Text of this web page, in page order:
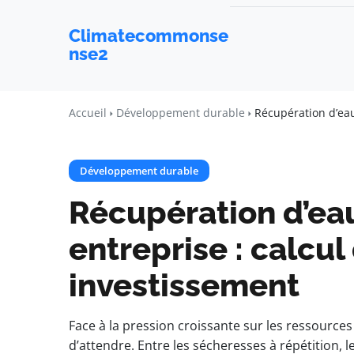
Climatecommonse
nse2
Accueil Développement durable Récupération
Développement durable
Récupération
entreprise : calcul
investissement
Face à la pression croissante sur les
d’attendre. Entre les sécheresses à